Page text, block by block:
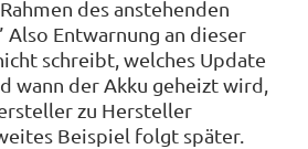
des anstehenden
Also Entwarnung an dieser
schreibt, welches Update
wann der Akku geheizt wird,
zu Hersteller
Beispiel folgt später.